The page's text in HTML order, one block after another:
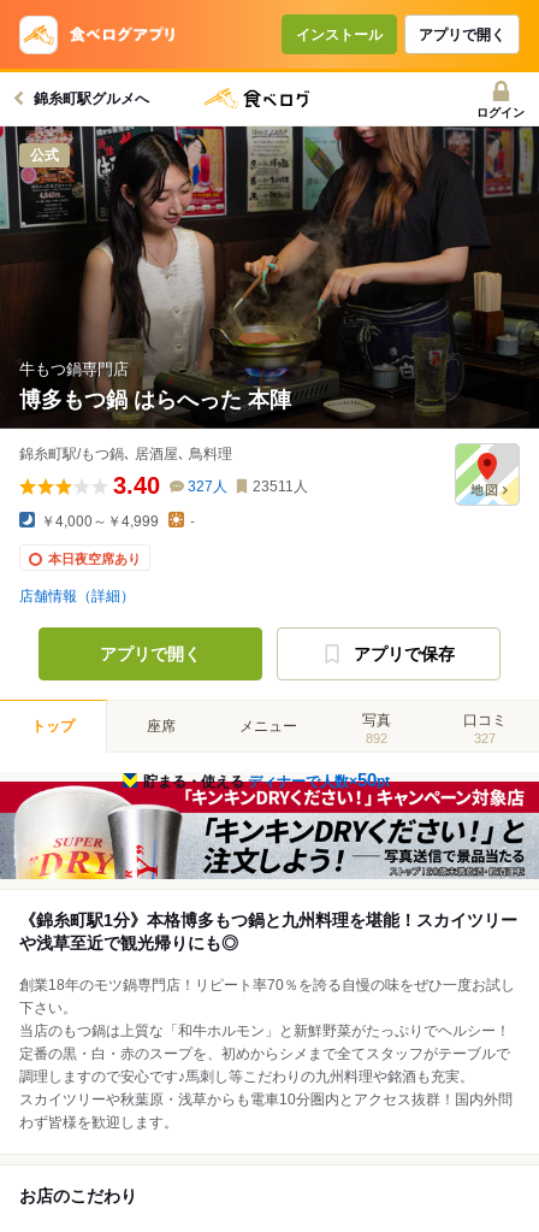
インストール アプリで開く
錦糸町駅グルメへ
ログイン
公式
牛もつ鍋専門店
博多もつ鍋 はらへった 本陣
錦糸町駅/もつ鍋､ 居酒屋､ 鳥料理
3.40 327 人 23511 人
￥4,000～￥4,999 -
本日夜空席あり
店舗情報（詳細）
アプリで開く アプリで保存
トップ 座席 メニュー 写真
892
口コミ
327
貯まる・使えるディナーで人数×50pt
《錦糸町駅1分》本格博多もつ鍋と九州料理を堪能！スカイツリー
や浅草至近で観光帰りにも◎
創業18年のモツ鍋専門店！リピート率70％を誇る自慢の味をぜひ一度お試し
下さい。
当店のもつ鍋は上質な「和牛ホルモン」と新鮮野菜がたっぷりでヘルシー！
定番の黒・白・赤のスープを、初めからシメまで全てスタッフがテーブルで
調理しますので安心です♪馬刺し等こだわりの九州料理や銘酒も充実。
スカイツリーや秋葉原・浅草からも電車10分圏内とアクセス抜群！国内外問
わず皆様を歓迎します。
お店のこだわり